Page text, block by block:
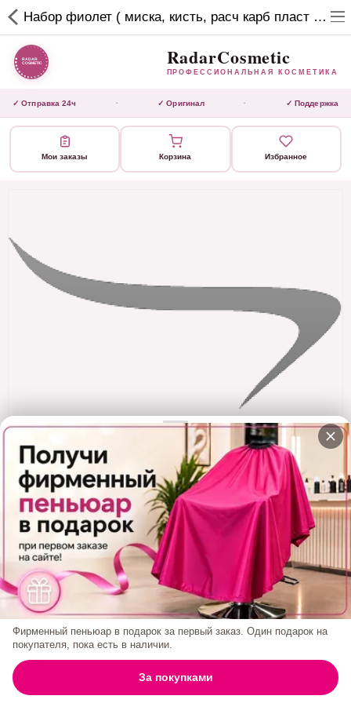
RadarCosmetic
КОСМЕТИКА
✕
Активаторы
Ботокс
Завершающие маски
Ещё категории
✓ Отправка 24ч · ✓ Оригинал ✓ Поддержка
ГЛАВНАЯ ПОИСК КОРЗИНА АККАУНТ
Набор фиолет ( миска, кисть, расч карб пласт хв, венчик, зажимы)
RadarCosmetic
ПРОФЕССИОНАЛЬНАЯ КОСМЕТИКА
✓ Отправка 24ч · ✓ Оригинал · ✓ Поддержка
Мои заказы Корзина Избранное
Набор Фиолет ( Миска, Кисть, Расч Карб Пласт
Хв, Венчик, Зажимы)
0₽
Фирменный пеньюар в подарок за первый заказ. Один подарок на
покупателя, пока есть в наличии.
За покупками